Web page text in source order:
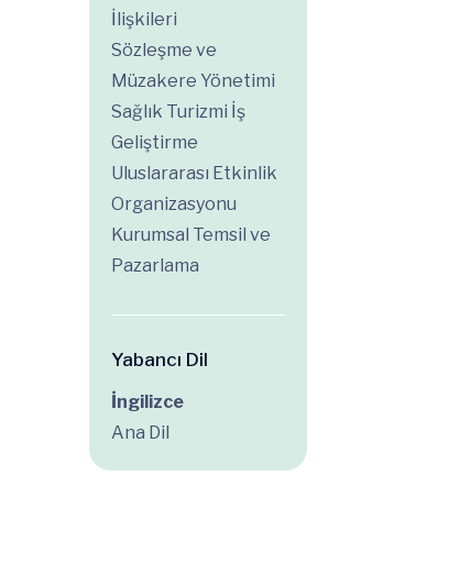
İlişkileri
Sözleşme ve
Müzakere Yönetimi
Sağlık Turizmi İş
Geliştirme
Uluslararası Etkinlik
Organizasyonu
Kurumsal Temsil ve
Pazarlama
Yabancı Dil
İngilizce
Ana Dil